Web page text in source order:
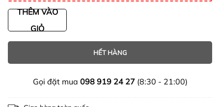
THÊM VÀO
GIỎ
HẾT HÀNG
Gọi đặt mua 098 919 24 27(8:30 - 21:00)